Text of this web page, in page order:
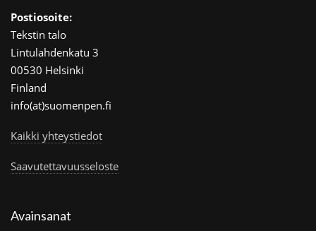
Postiosoite:
Tekstin talo
Lintulahdenkatu 3
00530 Helsinki
Finland
info(at)suomenpen.fi
Kaikki yhteystiedot
Saavutettavuusseloste
Avainsanat